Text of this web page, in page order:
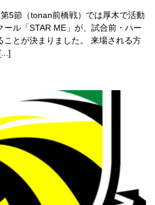
5節（tonan前橋戦）では厚木で活動
ル「STAR ME」が、試合前・ハー
ことが決まりました。 来場される方